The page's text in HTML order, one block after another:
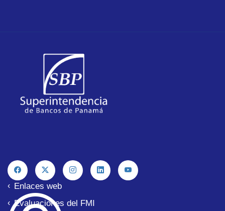
Enlaces web
Evaluaciones del FMI